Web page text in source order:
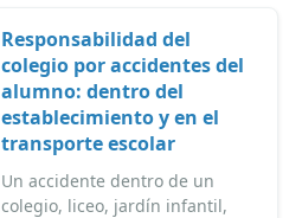
Responsabilidad del
colegio por accidentes del
alumno: dentro del
establecimiento y en el
transporte escolar
Un accidente dentro de un
colegio, liceo, jardín infantil,